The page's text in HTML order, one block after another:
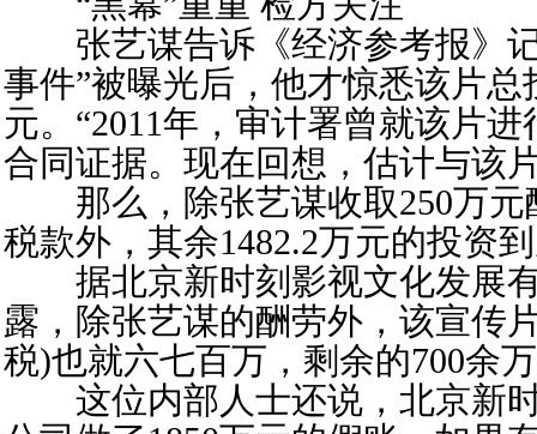
张艺谋告诉《经济参考报》记
事件”被曝光后，他才惊悉该片总
元。“2011年，审计署曾就该片
合同证据。现在回想，估计与该
那么，除张艺谋收取250万元
税款外，其余1482.2万元的投资
据北京新时刻影视文化发展
露，除张艺谋的酬劳外，该宣传
税)也就六七百万，剩余的700余
这位内部人士还说，北京新